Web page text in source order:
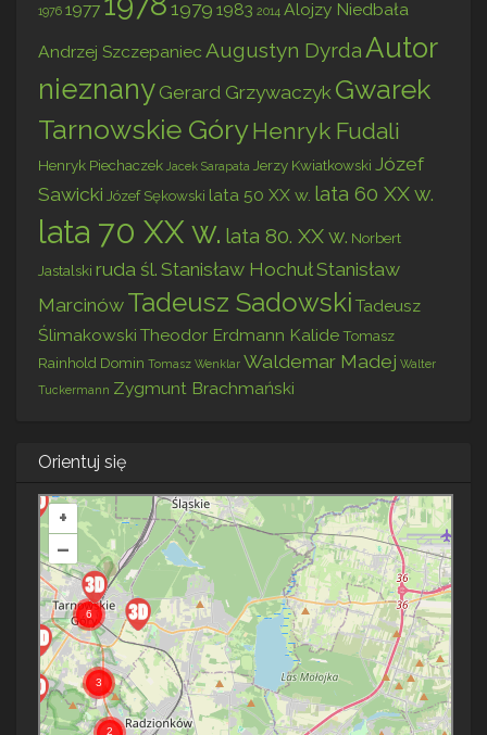
1976 1977 1979 1983 2014 Alojzy Niedbała
Andrzej Szczepaniec Augustyn Dyrda Autor
nieznany Gerard Grzywaczyk Gwarek
Tarnowskie GóryHenryk Fudali
Henryk Piechaczek Jacek Sarapata Jerzy Kwiatkowski Józef
Sawicki Józef Sękowski lata 50 XX w. lata 60 XX w.
lata 70 XX w. lata 80. XX w. Norbert
Jastalski ruda śl. Stanisław HochułStanisław
Marcinów Tadeusz Sadowski Tadeusz
Ślimakowski Theodor Erdmann KalideTomasz
Rainhold Domin Tomasz Wenklar Waldemar Madej Walter
Tuckermann Zygmunt Brachmański
Orientuj się
+
–